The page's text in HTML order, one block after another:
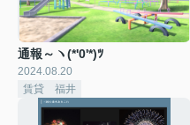
通報～ヽ(*'0'*)ﾂ
2024.08.20
賃貸 福井